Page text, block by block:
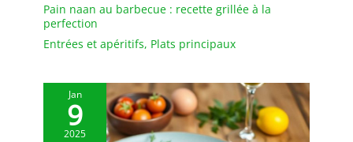
Pain naan au barbecue : recette grillée à la
perfection
Entrées et apéritifs, Plats principaux
Jan
9
2025